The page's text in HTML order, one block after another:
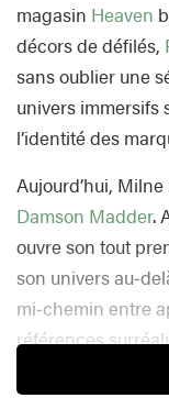
magasin Heaven
décors de défilés,
sans oublier une
univers immersifs
l’identité des
Aujourd’hui,
Damson Madder.
ouvre son tout
son univers
mi‑chemin entre
références
ludiques de la